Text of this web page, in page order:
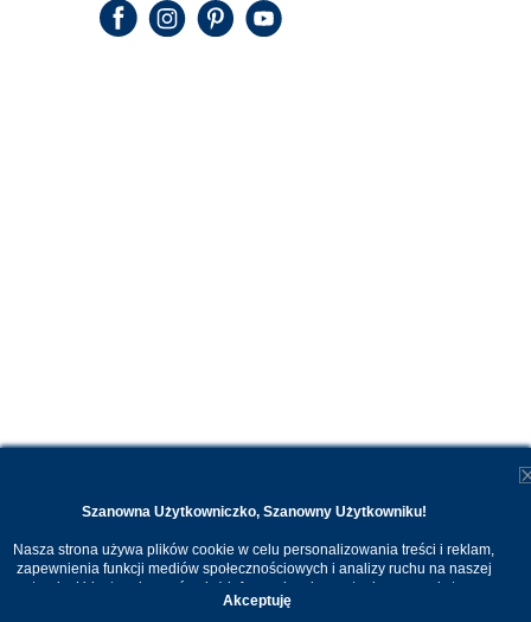
Szanowna Użytkowniczko, Szanowny Użytkowniku!
Nasza strona używa plików cookie w celu personalizowania treści i reklam,
zapewnienia funkcji mediów społecznościowych i analizy ruchu na naszej
stronie. Udostępniamy również informacje o korzystaniu z naszej strony
internetowej naszym zaufanym partnerom. Dzięki cookies możemy
Akceptuję